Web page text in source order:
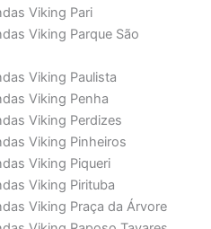
Viking Pari
Viking Parque São
Viking Paulista
Viking Penha
Viking Perdizes
Viking Pinheiros
Viking Piqueri
Viking Pirituba
Viking Praça da Árvore